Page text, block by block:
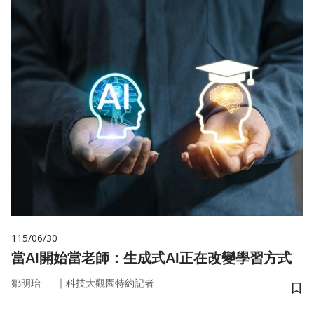
115/06/30
當AI開始當老師：生成式AI正在改變學習方式
鄒明珆 ｜ 科技大觀園特約記者
儲